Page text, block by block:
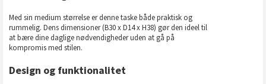
Med sin medium størrelse er denne taske både praktisk og
rummelig. Dens dimensioner (B30 x D14 x H38) gør den ideel til
at bære dine daglige nødvendigheder uden at gå på
kompromis med stilen.
Design og funktionalitet